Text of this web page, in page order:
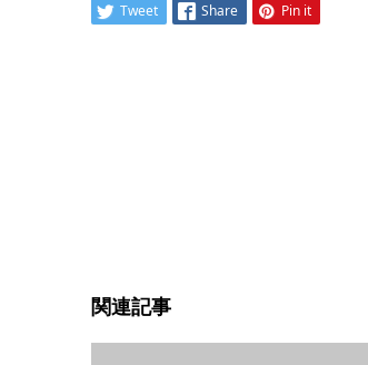
Tweet Share Pin it
関連記事